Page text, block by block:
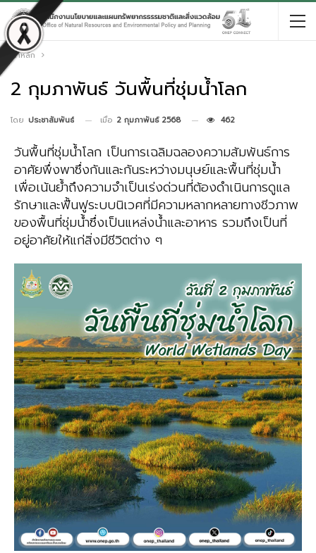
หน้าหลัก
2 กุมภาพันธ์ วันพื้นที่ชุ่มน้ำโลก
โดย ประชาสัมพันธ์ เมื่อ 2 กุมภาพันธ์ 2568 462
วันพื้นที่ชุ่มน้ำโลก เป็นการเฉลิมฉลองความสัมพันธ์การ
อาศัยพึ่งพาซึ่งกันและกันระหว่างมนุษย์และพื้นที่ชุ่มน้ำ
เพื่อเน้นย้ำถึงความจำเป็นเร่งด่วนที่ต้องดำเนินการดูแล
รักษาและฟื้นฟูระบบนิเวศที่มีความหลากหลายทางชีวภาพ
ของพื้นที่ชุ่มน้ำซึ่งเป็นแหล่งน้ำและอาหาร รวมถึงเป็นที่
อยู่อาศัยให้แก่สิ่งมีชีวิตต่าง ๆ